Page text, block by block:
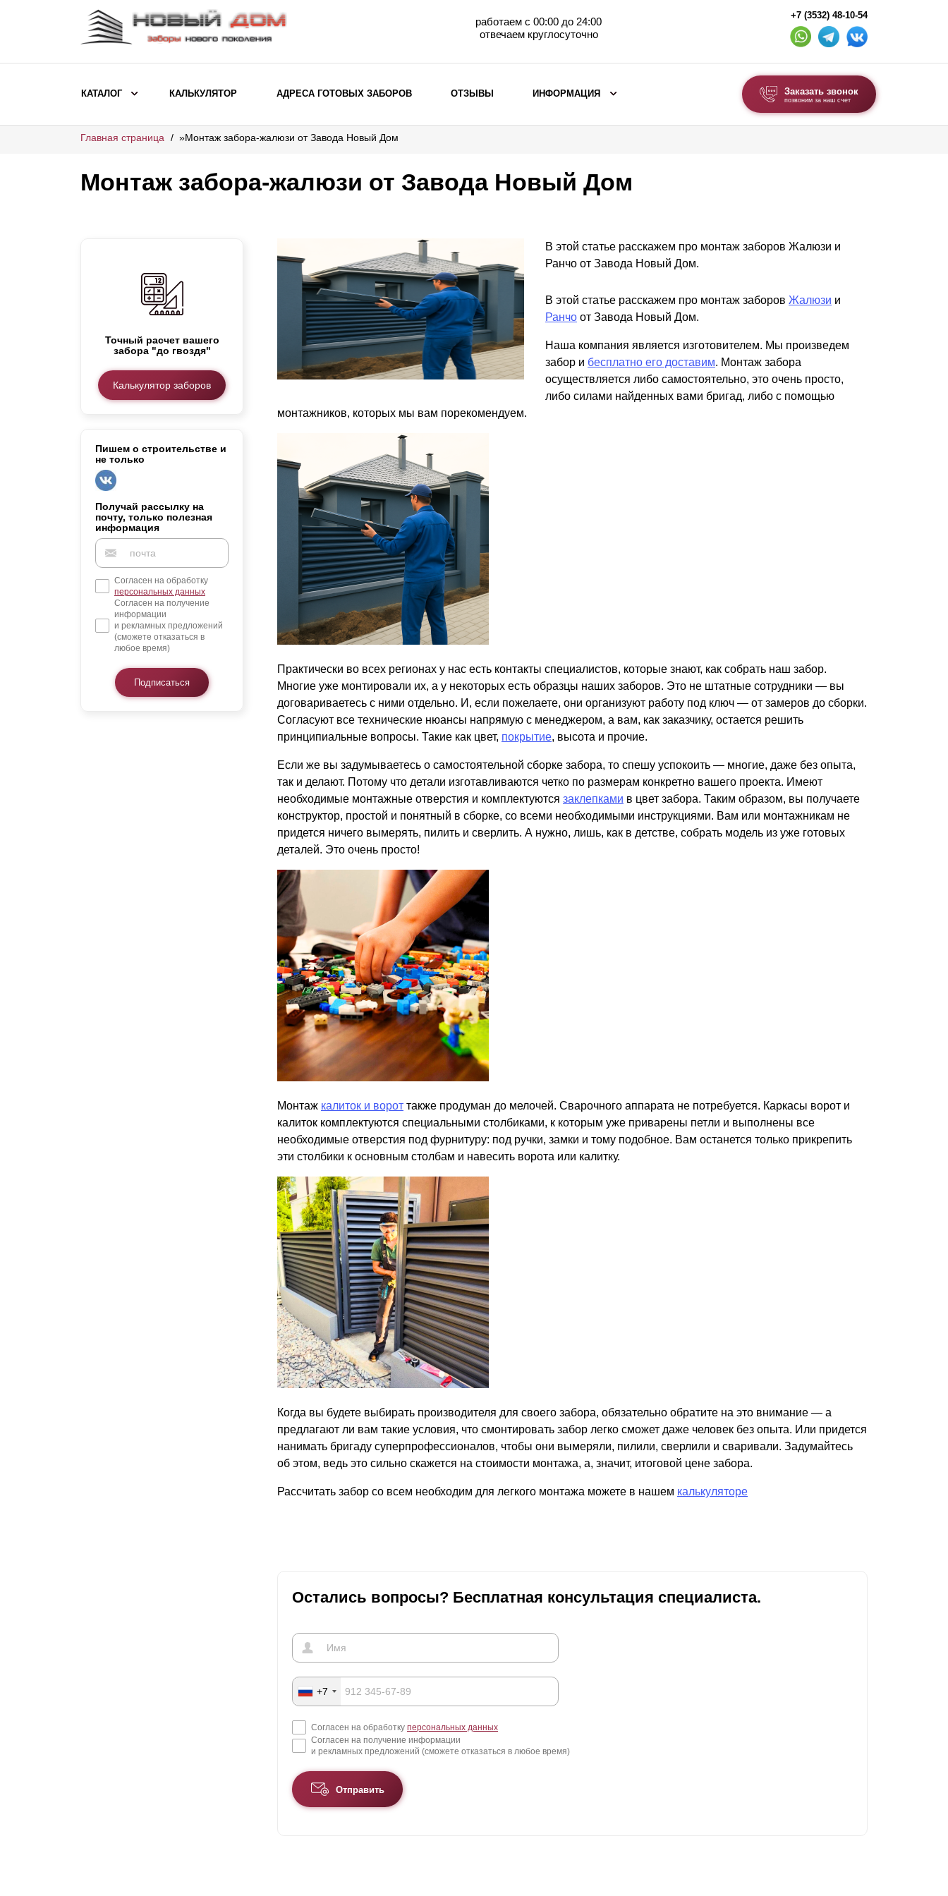
работаем с 00:00 до 24:00
отвечаем круглосуточно
+7 (3532) 48-10-54
КАТАЛОГ
ВЫБОР ПО МОДЕЛИ
Заборы Хай-тек
Заборы и ограждения для детских
садов
Элитные заборы для коттеджей
Забор на участок 10 соток
Заборы и ограждения для дома
Заборы из евроштакетника
Забор жалюзи с кирпичными столбами
Металлические заборы
Металлические ограждения
ВЫБОР ПО ХАРАКТЕРИСТИКАМ
Горизонтальные заборы
Высокие заборы
Красивые, дизайнерские заборы
Заборы под ключ
Готовые заборы
Комплекты заборов-лего "сделай сам"
Быстровозводимые заборы
ВОРОТА И КАЛИТКИ
Ворота распашные
Ворота складные гармошка
Калитки
Входные группы
КАЛЬКУЛЯТОР АДРЕСА ГОТОВЫХ ЗАБОРОВ ОТЗЫВЫ ИНФОРМАЦИЯ Заказать звонок
позвоним за наш счет
Главная страница »Монтаж забора-жалюзи от Завода Новый Дом
Монтаж забора-жалюзи от Завода Новый Дом
Точный расчет вашего
забора "до гвоздя"
Калькулятор заборов
Пишем о строительстве и
не только
Получай рассылку на
почту, только полезная
информация
Согласен на обработку
персональных данных
Согласен на получение
информации
и рекламных предложений
(сможете отказаться в
любое время)
Подписаться
В этой статье расскажем про монтаж заборов Жалюзи и
Ранчо от Завода Новый Дом.
В этой статье расскажем про монтаж заборов Жалюзи и
Ранчо от Завода Новый Дом.
Наша компания является изготовителем. Мы произведем
забор и бесплатно его доставим. Монтаж забора
осуществляется либо самостоятельно, это очень просто,
либо силами найденных вами бригад, либо с помощью
монтажников, которых мы вам порекомендуем.
Практически во всех регионах у нас есть контакты специалистов, которые знают, как собрать наш забор.
Многие уже монтировали их, а у некоторых есть образцы наших заборов. Это не штатные сотрудники — вы
договариваетесь с ними отдельно. И, если пожелаете, они организуют работу под ключ — от замеров до сборки.
Согласуют все технические нюансы напрямую с менеджером, а вам, как заказчику, остается решить
принципиальные вопросы. Такие как цвет, покрытие, высота и прочие.
Если же вы задумываетесь о самостоятельной сборке забора, то спешу успокоить — многие, даже без опыта,
так и делают. Потому что детали изготавливаются четко по размерам конкретно вашего проекта. Имеют
необходимые монтажные отверстия и комплектуются заклепками в цвет забора. Таким образом, вы получаете
конструктор, простой и понятный в сборке, со всеми необходимыми инструкциями. Вам или монтажникам не
придется ничего вымерять, пилить и сверлить. А нужно, лишь, как в детстве, собрать модель из уже готовых
деталей. Это очень просто!
Монтаж калиток и ворот также продуман до мелочей. Сварочного аппарата не потребуется. Каркасы ворот и
калиток комплектуются специальными столбиками, к которым уже приварены петли и выполнены все
необходимые отверстия под фурнитуру: под ручки, замки и тому подобное. Вам останется только прикрепить
эти столбики к основным столбам и навесить ворота или калитку.
Когда вы будете выбирать производителя для своего забора, обязательно обратите на это внимание — а
предлагают ли вам такие условия, что смонтировать забор легко сможет даже человек без опыта. Или придется
нанимать бригаду суперпрофессионалов, чтобы они вымеряли, пилили, сверлили и сваривали. Задумайтесь
об этом, ведь это сильно скажется на стоимости монтажа, а, значит, итоговой цене забора.
Рассчитать забор со всем необходим для легкого монтажа можете в нашем калькуляторе
Остались вопросы? Бесплатная консультация специалиста.
+7
Согласен на обработку персональных данных
Согласен на получение информации
и рекламных предложений (сможете отказаться в любое время)
Отправить